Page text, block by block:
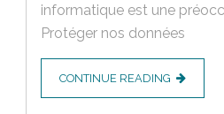
informatique est une
Protéger nos données
CONTINUE READING